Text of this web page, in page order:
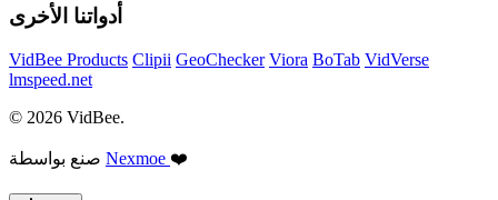
أدواتنا الأخرى
VidBee Products Clipii GeoChecker Viora BoTab VidVerse
lmspeed.net
© 2026 VidBee.
Nexmoe ❤️